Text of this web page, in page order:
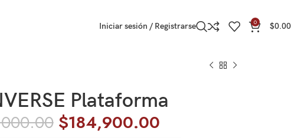
Iniciar sesión / Registrarse 0 $0.00
Plataforma
$184,900.00